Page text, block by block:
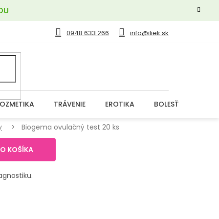
0948 633 266 info@iliek.sk
TRÁVENIE EROTIKA BOLESŤ
Biogema ovulačný test 20 ks
KOŠÍKA